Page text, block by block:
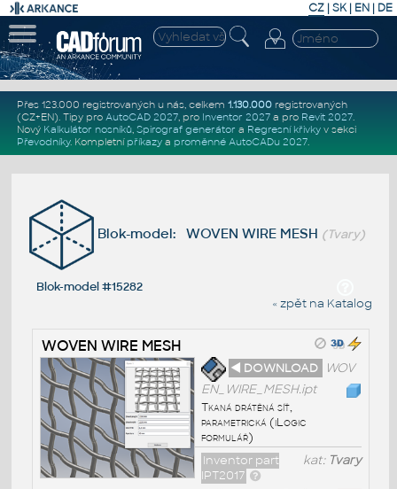
CZ | SK| EN | DE
Přes 123.000 registrovaných u nás, celkem 1.130.000registrovaných
(CZ+EN). Tipy pro AutoCAD 2027, pro Inventor 2027a pro Revit 2027.
Nový Kalkulátor nosníků, Spirograf generátor a Regresní křivkyv sekci
Převodníky. Kompletní příkazya proměnné AutoCADu 2027.
Blok-model: WOVEN WIRE MESH (Tvary)
Blok-model #15282
« zpět na Katalog
WOVEN WIRE MESH
◄ DOWNLOAD
WOV
EN_WIRE_MESH.ipt
Tkaná drátěná síť,
parametrická (iLogic
formulář)
kat: Tvary
Inventor part
IPT2017